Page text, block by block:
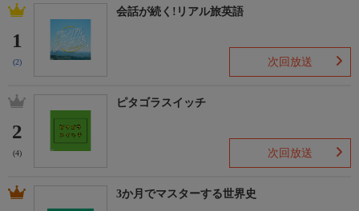
1
(2)
会話が続く!リアル旅英語
次回放送
2
(4)
ピタゴラスイッチ
次回放送
3か月でマスターする世界史